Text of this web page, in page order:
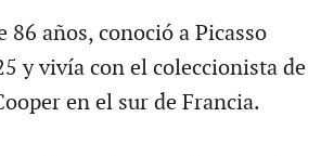
86 años, conoció a Picasso
y vivía con el coleccionista de
en el sur de Francia.